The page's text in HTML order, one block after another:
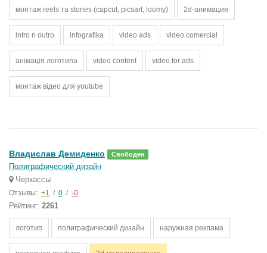
монтаж reels та stories (capcut, picsart, loomy) 2d-анимация
intro n outro infografika video ads video comercial
анімація логотипа video content video for ads
монтаж відео для youtube
Владислав Демиденко Свободен
Полиграфический дизайн
Черкассы
Отзывы: +1 / 0 / -0
Рейтинг: 2261
логотип полиграфический дизайн наружная реклама